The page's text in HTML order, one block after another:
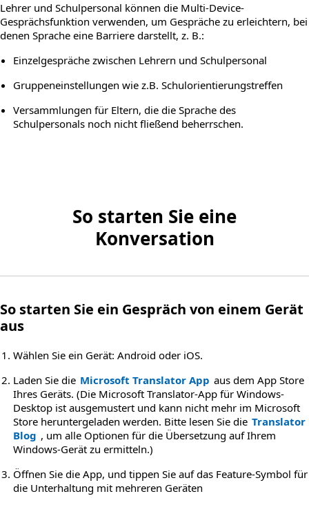
Lehrer und Schulpersonal können die Multi-Device-
Gesprächsfunktion verwenden, um Gespräche zu erleichtern, bei
denen Sprache eine Barriere darstellt, z. B.:
Einzelgespräche zwischen Lehrern und Schulpersonal
Gruppeneinstellungen wie z.B. Schulorientierungstreffen
Versammlungen für Eltern, die die Sprache des
Schulpersonals noch nicht fließend beherrschen.
So starten Sie eine
Konversation
So starten Sie ein Gespräch von einem Gerät
aus
Wählen Sie ein Gerät: Android oder iOS.
Laden Sie die Microsoft Translator App aus dem App Store
Ihres Geräts. (Die Microsoft Translator-App für Windows-
Desktop ist ausgemustert und kann nicht mehr im Microsoft
Store heruntergeladen werden. Bitte lesen Sie die Translator
Blog , um alle Optionen für die Übersetzung auf Ihrem
Windows-Gerät zu ermitteln.)
Öffnen Sie die App, und tippen Sie auf das Feature-Symbol für
die Unterhaltung mit mehreren Geräten